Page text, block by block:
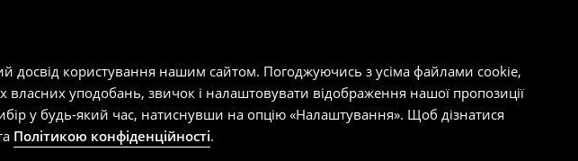
досвід користування нашим сайтом. Погоджуючись з усіма файлами cookie,
уподобань, звичок і налаштовувати відображення нашої пропозиції
у будь-який час, натиснувши на опцію «Налаштування». Щоб дізнатися
Політикою конфіденційності.